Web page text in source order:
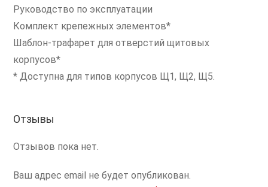
Руководство по эксплуатации
Комплект крепежных элементов*
Шаблон-трафарет для отверстий щитовых
корпусов*
* Доступна для типов корпусов Щ1, Щ2, Щ5.
Отзывы
Отзывов пока нет.
Ваш адрес email не будет опубликован.